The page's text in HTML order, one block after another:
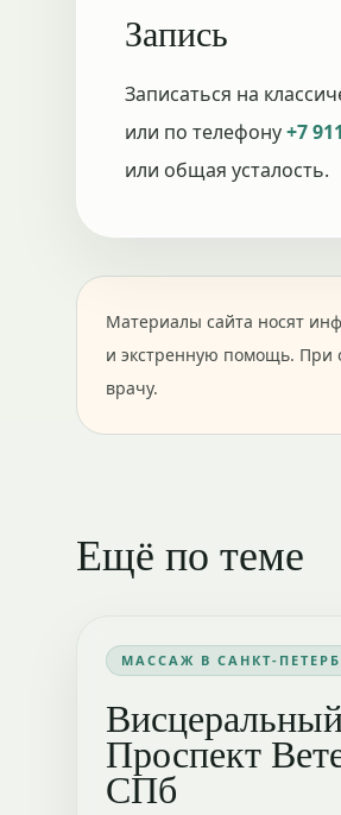
Запись
Записаться на
или по телефону+7
или общая усталость.
Материалы сайта носят
и экстренную помощь. При
врачу.
Ещё по теме
МАССАЖ В САНКТ-
Проспект
СПб